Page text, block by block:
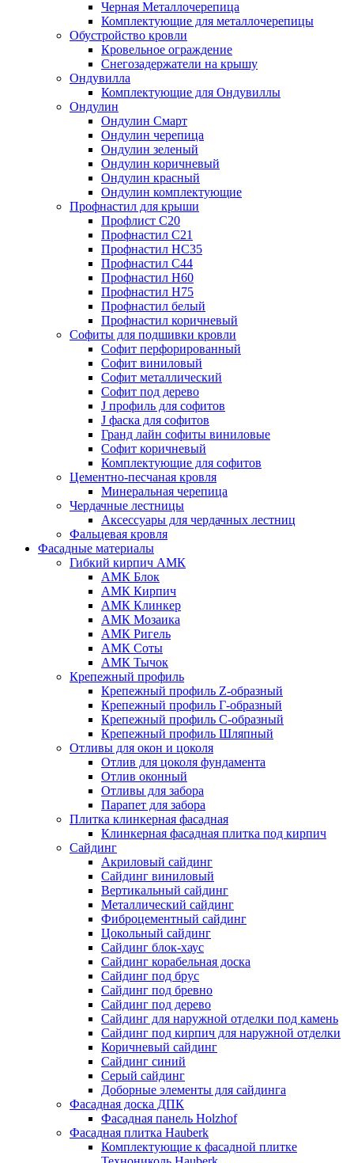
Черная Металлочерепица
Комплектующие для металлочерепицы
Обустройство кровли
Кровельное ограждение
Снегозадержатели на крышу
Ондувилла
Комплектующие для Ондувиллы
Ондулин
Ондулин Смарт
Ондулин черепица
Ондулин зеленый
Ондулин коричневый
Ондулин красный
Ондулин комплектующие
Профнастил для крыши
Профлист С20
Профнастил С21
Профнастил НС35
Профнастил С44
Профнастил Н60
Профнастил Н75
Профнастил белый
Профнастил коричневый
Софиты для подшивки кровли
Cофит перфорированный
Софит виниловый
Софит металлический
Софит под дерево
J профиль для софитов
J фаска для софитов
Гранд лайн софиты виниловые
Софит коричневый
Комплектующие для софитов
Цементно-песчаная кровля
Минеральная черепица
Чердачные лестницы
Аксессуары для чердачных лестниц
Фальцевая кровля
Фасадные материалы
Гибкий кирпич АМК
АМК Блок
АМК Кирпич
АМК Клинкер
АМК Мозаика
АМК Ригель
АМК Соты
АМК Тычок
Крепежный профиль
Крепежный профиль Z-образный
Крепежный профиль Г-образный
Крепежный профиль С-образный
Крепежный профиль Шляпный
Отливы для окон и цоколя
Отлив для цоколя фундамента
Отлив оконный
Отливы для забора
Парапет для забора
Плитка клинкерная фасадная
Клинкерная фасадная плитка под кирпич
Сайдинг
Акриловый сайдинг
Сайдинг виниловый
Вертикальный сайдинг
Металлический сайдинг
Фиброцементный сайдинг
Цокольный сайдинг
Сайдинг блок-хаус
Сайдинг корабельная доска
Сайдинг под брус
Сайдинг под бревно
Сайдинг под дерево
Сайдинг для наружной отделки под камень
Сайдинг под кирпич для наружной отделки
Коричневый сайдинг
Сайдинг синий
Серый сайдинг
Доборные элементы для сайдинга
Фасадная доска ДПК
Фасадная панель Holzhof
Фасадная плитка Hauberk
Комплектующие к фасадной плитке